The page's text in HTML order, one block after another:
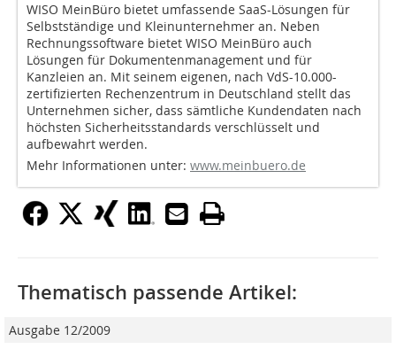
WISO MeinBüro bietet umfassende SaaS-Lösungen für
Selbstständige und Kleinunternehmer an. Neben
Rechnungssoftware bietet WISO MeinBüro auch
Lösungen für Dokumentenmanagement und für
Kanzleien an. Mit seinem eigenen, nach VdS-10.000-
zertifizierten Rechenzentrum in Deutschland stellt das
Unternehmen sicher, dass sämtliche Kundendaten nach
höchsten Sicherheitsstandards verschlüsselt und
aufbewahrt werden.
Mehr Informationen unter: www.meinbuero.de
Thematisch passende Artikel:
Ausgabe 12/2009